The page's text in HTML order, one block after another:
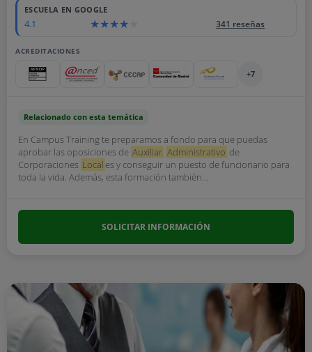
ESCUELA EN GOOGLE
4.1 341 reseñas
ACREDITACIONES
+7
Relacionado con esta temática
En Campus Training te preparamos a fondo para que puedas
aprobar las oposiciones de Auxiliar Administrativo de
Corporaciones Local es y conseguir un puesto de funcionario para
toda la vida. Además, esta formación también...
SOLICITAR INFORMACIÓN